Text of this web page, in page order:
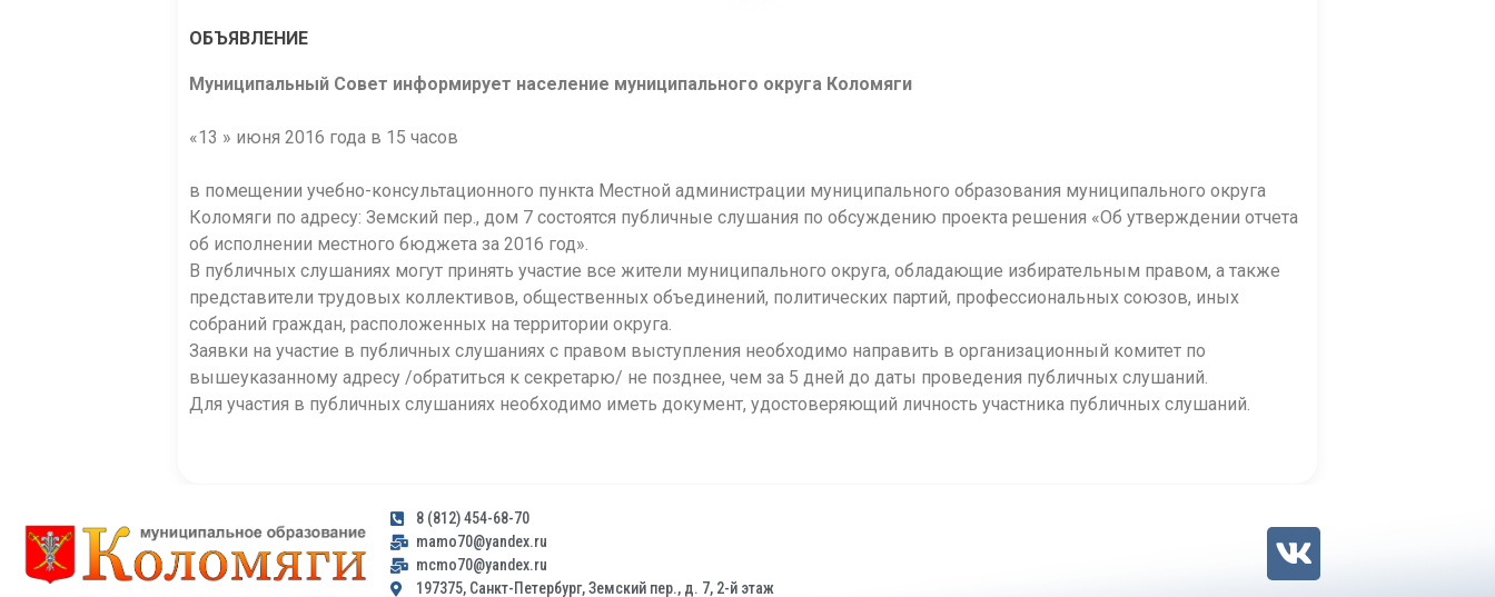
ОБЪЯВЛЕНИЕ
Муниципальный Совет информирует население муниципального округа Коломяги
«13 » июня 2016 года в 15 часов
в помещении учебно-консультационного пункта Местной администрации муниципального образования муниципального округа
Коломяги по адресу: Земский пер., дом 7 состоятся публичные слушания по обсуждению проекта решения «Об утверждении отчета
об исполнении местного бюджета за 2016 год».
В публичных слушаниях могут принять участие все жители муниципального округа, обладающие избирательным правом, а также
представители трудовых коллективов, общественных объединений, политических партий, профессиональных союзов, иных
собраний граждан, расположенных на территории округа.
Заявки на участие в публичных слушаниях с правом выступления необходимо направить в организационный комитет по
вышеуказанному адресу /обратиться к секретарю/ не позднее, чем за 5 дней до даты проведения публичных слушаний.
Для участия в публичных слушаниях необходимо иметь документ, удостоверяющий личность участника публичных слушаний.
8 (812) 454-68-70
mamo70@yandex.ru
mcmo70@yandex.ru
197375, Санкт-Петербург, Земский пер., д. 7, 2-й этаж